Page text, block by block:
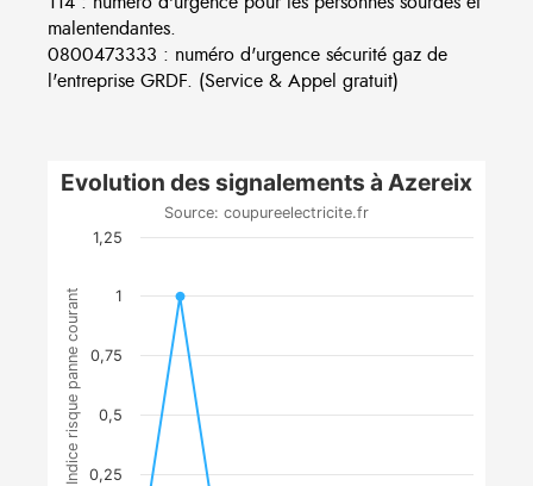
malentendantes.
0800473333 : numéro d'urgence sécurité gaz de
l'entreprise GRDF. (Service & Appel gratuit)
Indice risque panne courant
Evolution des signalements à Azereix
Source: coupureelectricite.fr
0,25
0,5
0,75
1
1,25